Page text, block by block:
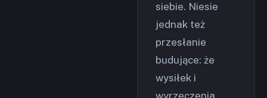
siebie. Niesie
jednak też
przesłanie
budujące: że
wysiłek i